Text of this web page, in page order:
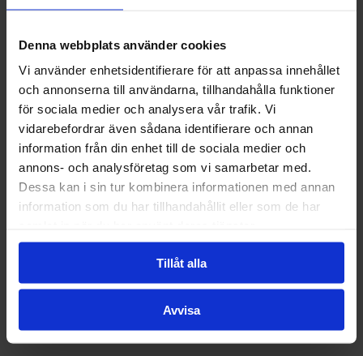
Denna webbplats använder cookies
Vi använder enhetsidentifierare för att anpassa innehållet
och annonserna till användarna, tillhandahålla funktioner
för sociala medier och analysera vår trafik. Vi
vidarebefordrar även sådana identifierare och annan
information från din enhet till de sociala medier och
annons- och analysföretag som vi samarbetar med.
Dessa kan i sin tur kombinera informationen med annan
information som du har tillhandahållit eller som de har
Tillåt alla
Avvisa